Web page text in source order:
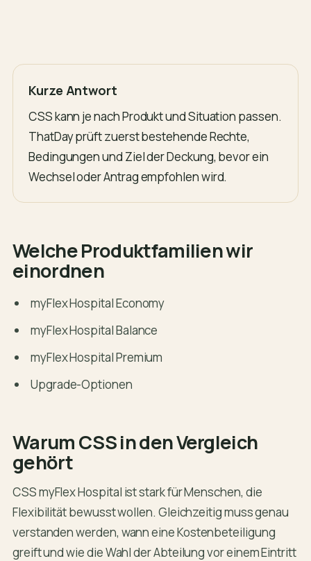
Kurze Antwort
CSS kann je nach Produkt und Situation passen.
ThatDay prüft zuerst bestehende Rechte,
Bedingungen und Ziel der Deckung, bevor ein
Wechsel oder Antrag empfohlen wird.
Welche Produktfamilien wir
einordnen
myFlex Hospital Economy
myFlex Hospital Balance
myFlex Hospital Premium
Upgrade-Optionen
Warum CSS in den Vergleich
gehört
CSS myFlex Hospital ist stark für Menschen, die
Flexibilität bewusst wollen. Gleichzeitig muss genau
verstanden werden, wann eine Kostenbeteiligung
greift und wie die Wahl der Abteilung vor einem Eintritt